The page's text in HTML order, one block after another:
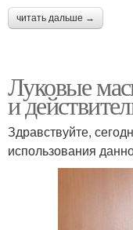
читать дальше →
Луковые
и
Здравствуйте,
использования